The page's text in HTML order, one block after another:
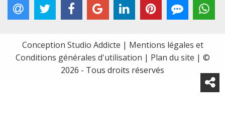
Conception Studio Addicte | Mentions légales et
Conditions générales d'utilisation | Plan du site | ©
2026 - Tous droits réservés